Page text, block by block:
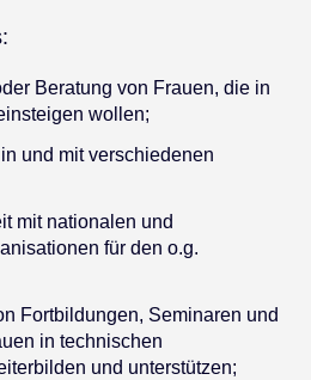
Beratung von Frauen, die in
wollen;
und mit verschiedenen
mit nationalen und
für den o.g.
Fortbildungen, Seminaren und
in technischen
und unterstützen;